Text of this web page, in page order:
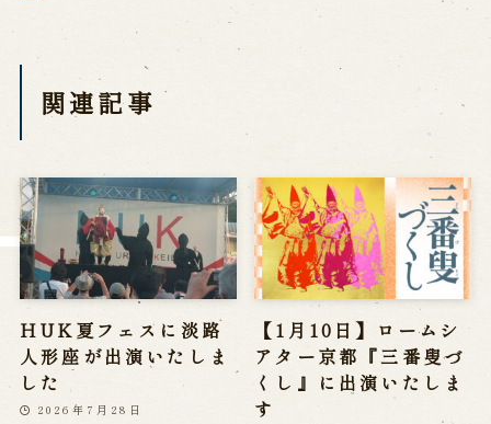
関連施設
道の駅うずしお
うずの丘大鳴門橋記念館
関連記事
HUK夏フェスに淡路
人形座が出演いたしま
した
2026年7月28日
【1月10日】ロームシ
アター京都『三番叟づ
くし』に出演いたしま
す